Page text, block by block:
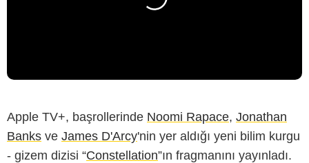
Apple TV+, başrollerinde Noomi Rapace, Jonathan
Banks ve James D'Arcy'nin yer aldığı yeni bilim kurgu
- gizem dizisi “Constellation”ın fragmanını yayınladı.